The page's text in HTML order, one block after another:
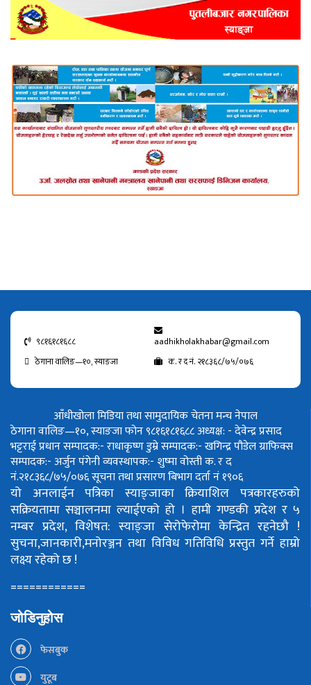
९८१६१८१६८८
aadhikholakhabar@gmail.com
ठेगाना वालिङ—१०, स्याङजा
क. र द नं. २१८३६८/७५/०७६
आँधीखोला मिडिया तथा सामुदायिक चेतना मन्च नेपाल
ठेगाना वालिङ—१०, स्याङजा फोन ९८१६१८१६८८अध्यक्ष: - देवेन्द्र प्रसाद
भट्टराईप्रधान सम्पादक:- राधाकृष्ण डुम्रेसम्पादक:- खगिन्द्र पौडेलग्राफिक्स
सम्पादक:- अर्जुन पंगेनीव्यवस्थापक:- शुष्मा वोस्तीक. र द
नं.२१८३६८/७५/०७६सूचना तथा प्रसारण बिभाग दर्ता नं १९०६
यो अनलाईन पत्रिका स्याङ्जाका क्रियाशिल पत्रकारहरुको
सक्रियतामा सञ्चालनमा ल्याईएको हो । हामी गण्डकी प्रदेश र ५
नम्बर प्रदेश, विशेषत: स्याङ्जा सेरोफेरोमा केन्द्रित रहनेछौ !
सुचना,जानकारी,मनोरञ्जन तथा विविध गतिविधि प्रस्तुत गर्ने हाम्रो
लक्ष्य रहेको छ !
============
जोडिनुहोस
फेसबुक
युटूब